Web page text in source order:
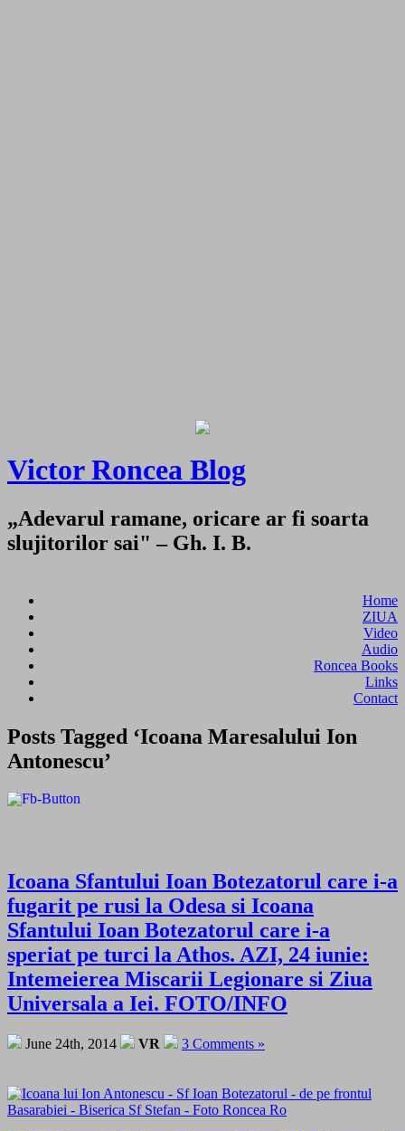
Victor Roncea Blog
„Adevarul ramane, oricare ar fi soarta
slujitorilor sai" – Gh. I. B.
Home
ZIUA
Video
Audio
Roncea Books
Links
Contact
Posts Tagged ‘Icoana Maresalului Ion
Antonescu’
Icoana Sfantului Ioan Botezatorul care i-a
fugarit pe rusi la Odesa si Icoana
Sfantului Ioan Botezatorul care i-a
speriat pe turci la Athos. AZI, 24 iunie:
Intemeierea Miscarii Legionare si Ziua
Universala a Iei. FOTO/INFO
June 24th, 2014 VR 3 Comments »